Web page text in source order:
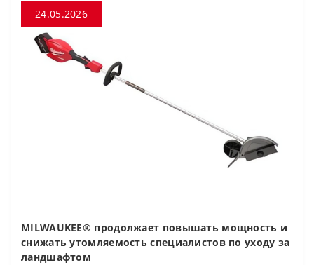
24.05.2026
MILWAUKEE® продолжает повышать мощность и
снижать утомляемость специалистов по уходу за
ландшафтом